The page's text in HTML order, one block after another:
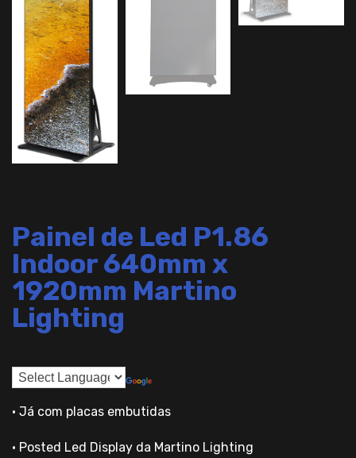
Painel de Led P1.86
Indoor 640mm x
1920mm Martino
Lighting
• Já com placas embutidas
• Posted Led Display da Martino Lighting